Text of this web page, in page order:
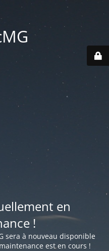
en
!
sera à nouveau disponible
est en cours !